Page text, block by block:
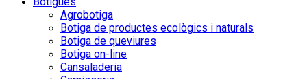
Agrobotiga
Botiga de productes ecològics i naturals
Botiga de queviures
Botiga on-line
Cansaladeria